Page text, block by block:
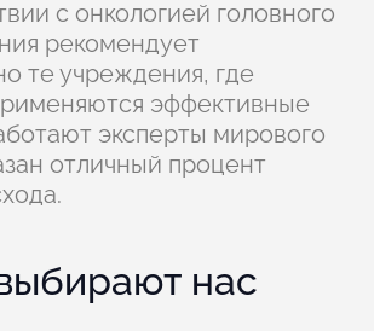
с онкологией головного
рекомендует
те учреждения, где
эффективные
эксперты мирового
отличный процент
нас